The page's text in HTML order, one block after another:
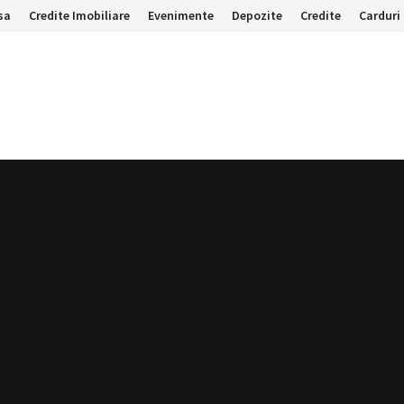
Credite Imobiliare Evenimente Depozite Credite Carduri